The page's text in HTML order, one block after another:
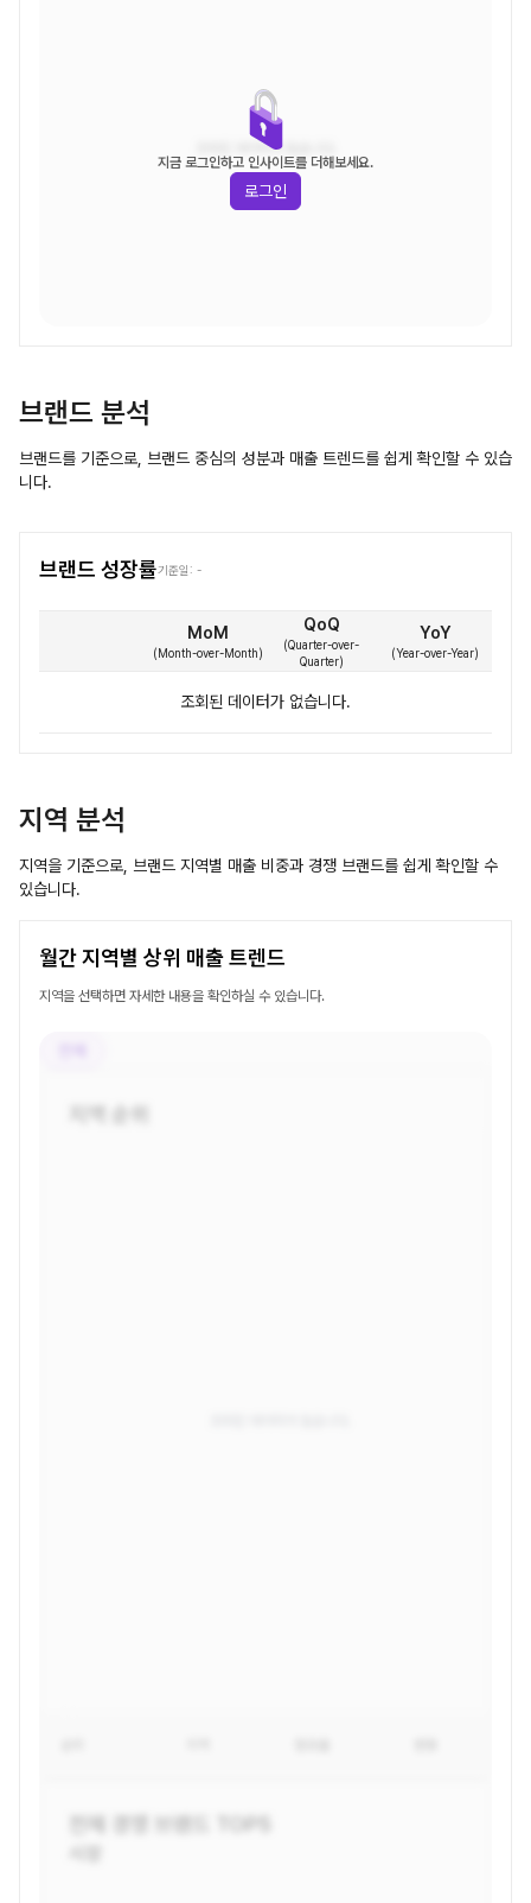
조회된 데이터가 없습니다.
지금 로그인하고 인사이트를 더해보세요.
로그인
브랜드 분석
브랜드를 기준으로, 브랜드 중심의 성분과 매출 트렌드를 쉽게 확인할 수 있습
니다.
브랜드 성장률기준일: -
MoM
(Month-over-Month)
QoQ
(Quarter-over-
Quarter)
YoY
(Year-over-Year)
조회된 데이터가 없습니다.
지역 분석
지역을 기준으로, 브랜드 지역별 매출 비중과 경쟁 브랜드를 쉽게 확인할 수
있습니다.
월간 지역별 상위 매출 트렌드
지역을 선택하면 자세한 내용을 확인하실 수 있습니다.